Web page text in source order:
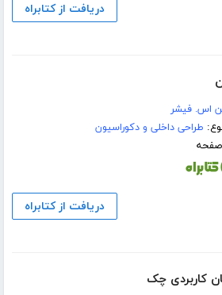
دریافت از کتابراه
اس. فیشر
طراحی داخلی و دکوراسیون
دریافت از کتابراه
کاربردی چک